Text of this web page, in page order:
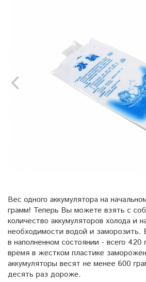
Вес одного аккумулятора на
грамм! Теперь Вы можете взять с
количество аккумуляторов холода и
необходимости водой и заморозить.
в наполненном состоянии - всего
время в жестком пластике
аккумуляторы весят не менее 600
десять раз дороже.